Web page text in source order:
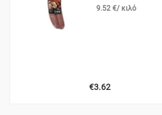
9.52 €/ κιλό
€3.62